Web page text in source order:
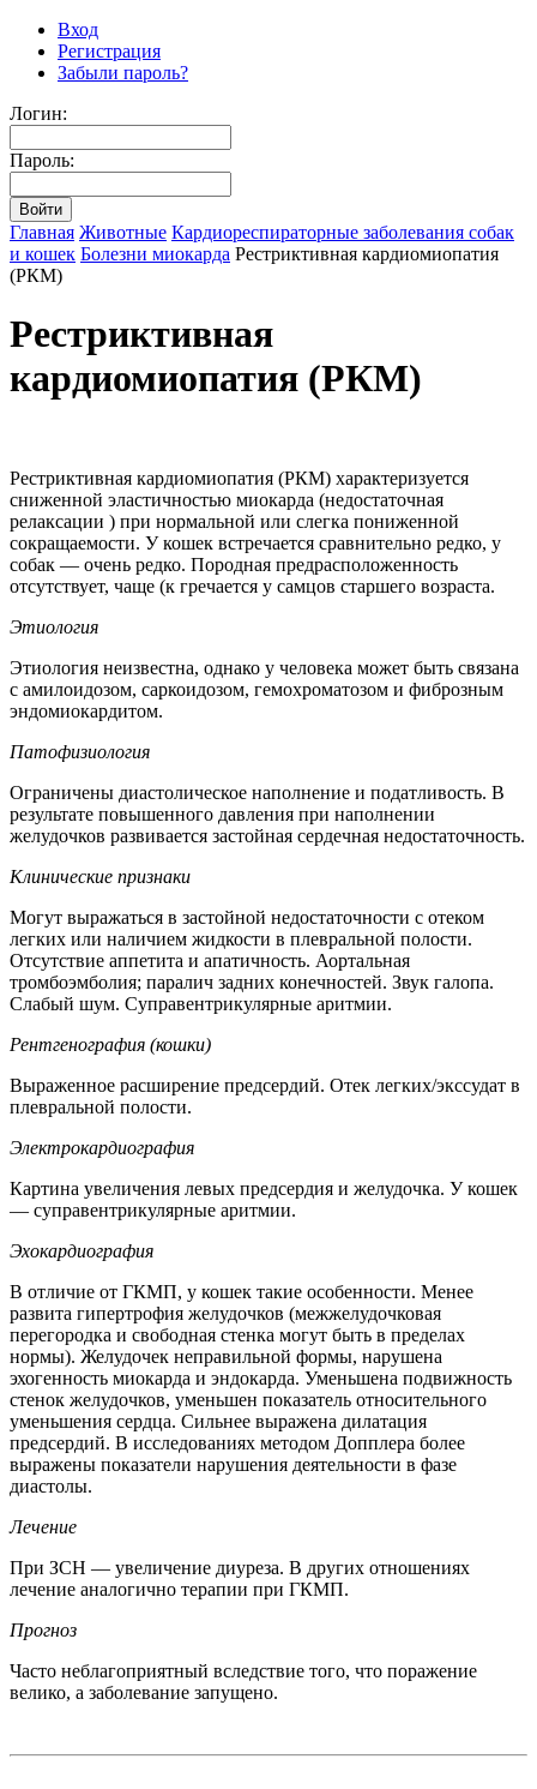
Вход
Регистрация
Забыли пароль?
Логин:
Пароль:
Главная Животные Кардиореспираторные заболевания собак
и кошек Болезни миокарда Рестриктивная кардиомиопатия
(РКМ)
Рестриктивная
кардиомиопатия (РКМ)
Рестриктивная кардиомиопатия (РКМ) характеризуется
сниженной эластичностью миокарда (недостаточная
релаксации ) при нормальной или слегка пониженной
сокращаемости. У кошек встречается сравнительно редко, у
собак — очень редко. Породная предрасположенность
отсутствует, чаще (к гречается у самцов старшего возраста.
Этиология
Этиология неизвестна, однако у человека может быть связана
с амилоидозом, саркоидозом, гемохроматозом и фиброзным
эндомиокардитом.
Патофизиология
Ограничены диастолическое наполнение и податливость. В
результате повышенного давления при наполнении
желудочков развивается застойная сердечная недостаточность.
Клинические признаки
Могут выражаться в застойной недостаточности с отеком
легких или наличием жидкости в плевральной полости.
Отсутствие аппетита и апатичность. Аортальная
тромбоэмболия; паралич задних конечностей. Звук галопа.
Слабый шум. Суправентрикулярные аритмии.
Рентгенография (кошки)
Выраженное расширение предсердий. Отек легких/экссудат в
плевральной полости.
Электрокардиография
Картина увеличения левых предсердия и желудочка. У кошек
— суправентрикулярные аритмии.
Эхокардиография
В отличие от ГКМП, у кошек такие особенности. Менее
развита гипертрофия желудочков (межжелудочковая
перегородка и свободная стенка могут быть в пределах
нормы). Желудочек неправильной формы, нарушена
эхогенность миокарда и эндокарда. Уменьшена подвижность
стенок желудочков, уменьшен показатель относительного
уменьшения сердца. Сильнее выражена дилатация
предсердий. В исследованиях методом Допплера более
выражены показатели нарушения деятельности в фазе
диастолы.
Лечение
При ЗСН — увеличение диуреза. В других отношениях
лечение аналогично терапии при ГКМП.
Прогноз
Часто неблагоприятный вследствие того, что поражение
велико, а заболевание запущено.